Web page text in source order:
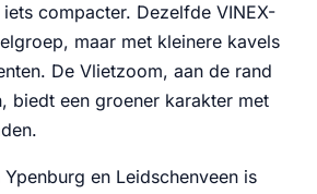
compacter. Dezelfde VINEX-
maar met kleinere kavels
De Vlietzoom, aan de rand
biedt een groener karakter met
en Leidschenveen is